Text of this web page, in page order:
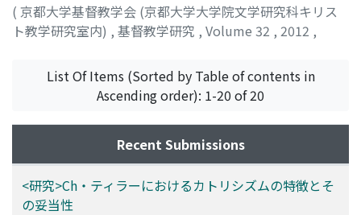
( 京都大学基督教学会 (京都大学大学院文学研究科キリス
ト教学研究室内) , 基督教学研究 , Volume 32 , 2012 ,
水垣, 渉 MIZUGAKI, Wataru ; ミズガキ, ワタル
List Of Items (Sorted by Table of contents in
Ascending order): 1-20 of 20
Recent Submissions
<研究>Ch・ティラーにおけるカトリシズムの特徴とそ
の妥当性